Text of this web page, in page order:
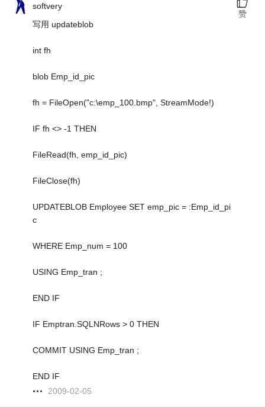
softvery
写用 updateblob
int fh
blob Emp_id_pic
fh = FileOpen("c:\emp_100.bmp", StreamMode!)
IF fh <> -1 THEN
FileRead(fh, emp_id_pic)
FileClose(fh)
UPDATEBLOB Employee SET emp_pic = :Emp_id_pi
c
WHERE Emp_num = 100
USING Emp_tran ;
END IF
IF Emptran.SQLNRows > 0 THEN
COMMIT USING Emp_tran ;
END IF
2009-02-05
赞